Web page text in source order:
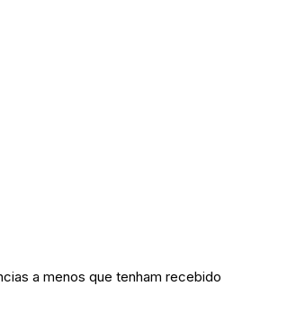
a menos que tenham recebido